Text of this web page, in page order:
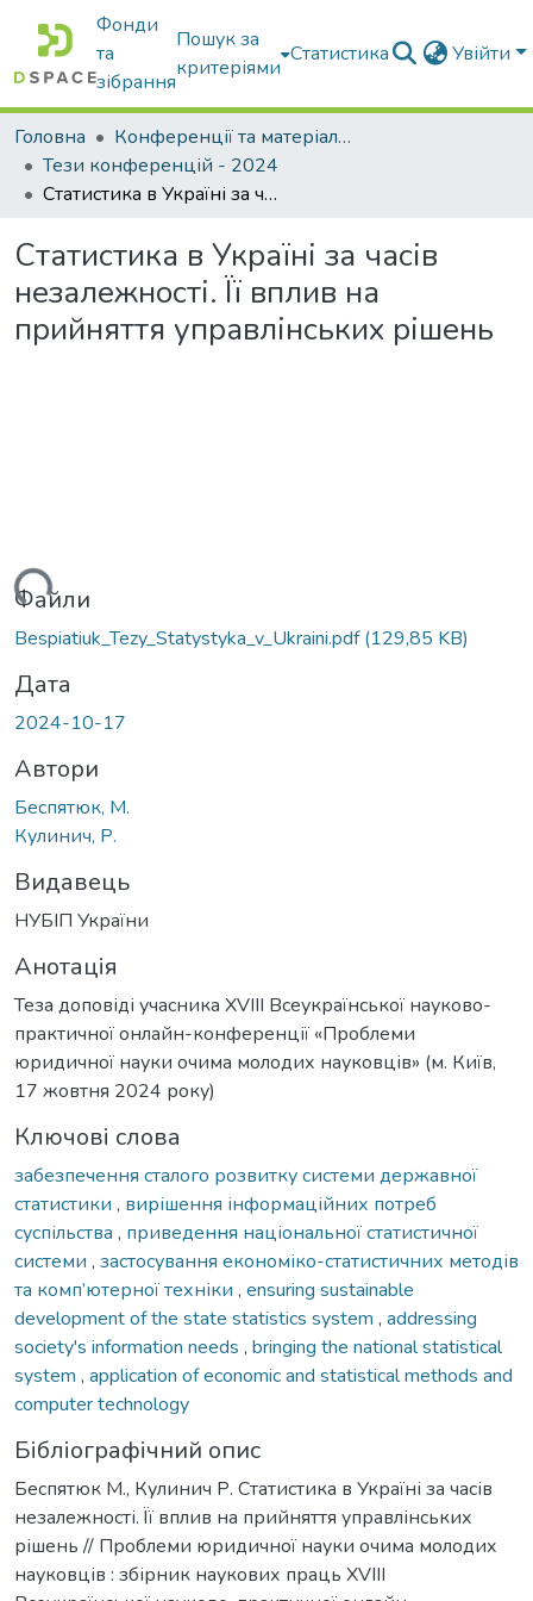
Фонди
та
зібрання
Пошук за
критеріями
Статистика Увійти
Головна
Конференції та матеріали конференцій
Тези конференцій - 2024
Статистика в Україні за часів незалежності. Її вплив на прийняття управлінських рішень
Статистика в Україні за часів
незалежності. Її вплив на
прийняття управлінських рішень
Файли
Bespiatiuk_Tezy_Statystyka_v_Ukraini.pdf(129,85 KB)
Дата
2024-10-17
Автори
Беспятюк, М.
Кулинич, Р.
Видавець
НУБІП України
Анотація
Теза доповіді учасника XVIII Всеукраїнської науково-
практичної онлайн-конференції «Проблеми
юридичної науки очима молодих науковців» (м. Київ,
17 жовтня 2024 року)
Ключові слова
забезпечення сталого розвитку системи державної
статистики , вирішення інформаційних потреб
суспільства , приведення національної статистичної
системи , застосування економіко-статистичних методів
та комп’ютерної техніки , ensuring sustainable
development of the state statistics system , addressing
society's information needs , bringing the national statistical
system , application of economic and statistical methods and
computer technology
Бібліографічний опис
Беспятюк М., Кулинич Р. Статистика в Україні за часів
незалежності. Її вплив на прийняття управлінських
рішень // Проблеми юридичної науки очима молодих
науковців : збірник наукових праць XVIII